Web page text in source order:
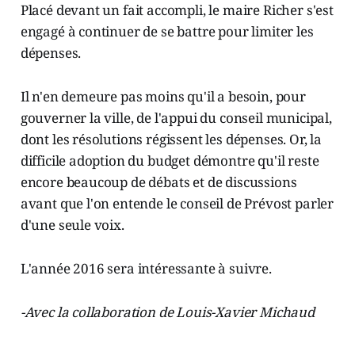
Placé devant un fait accompli, le maire Richer s'est
engagé à continuer de se battre pour limiter les
dépenses.
Il n'en demeure pas moins qu'il a besoin, pour
gouverner la ville, de l'appui du conseil municipal,
dont les résolutions régissent les dépenses. Or, la
difficile adoption du budget démontre qu'il reste
encore beaucoup de débats et de discussions
avant que l'on entende le conseil de Prévost parler
d'une seule voix.
L'année 2016 sera intéressante à suivre.
-Avec la collaboration de Louis-Xavier Michaud